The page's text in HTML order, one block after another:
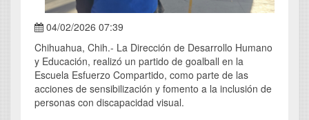
04/02/2026 07:39
Chihuahua, Chih.- La Dirección de Desarrollo Humano
y Educación, realizó un partido de goalball en la
Escuela Esfuerzo Compartido, como parte de las
acciones de sensibilización y fomento a la inclusión de
personas con discapacidad visual.